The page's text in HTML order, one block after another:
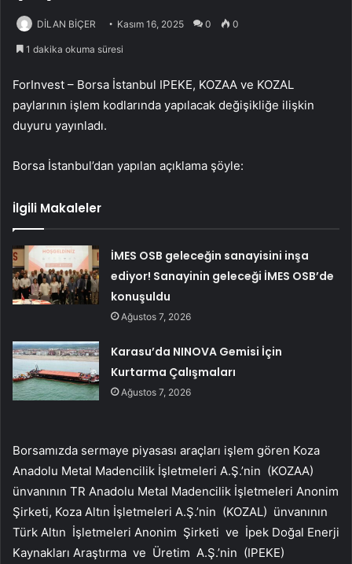
DİLAN BİÇER Kasım 16, 2025 0 0
1 dakika okuma süresi
ForInvest – Borsa İstanbul IPEKE, KOZAA ve KOZAL
paylarının işlem kodlarında yapılacak değişikliğe ilişkin
duyuru yayınladı.
Borsa İstanbul’dan yapılan açıklama şöyle:
İlgili Makaleler
İMES OSB geleceğin sanayisini inşa
ediyor! Sanayinin geleceği İMES OSB’de
konuşuldu
Ağustos 7, 2026
Karasu’da NINOVA Gemisi İçin
Kurtarma Çalışmaları
Ağustos 7, 2026
Borsamızda sermaye piyasası araçları işlem gören Koza
Anadolu Metal Madencilik İşletmeleri A.Ş.’nin (KOZAA)
ünvanının TR Anadolu Metal Madencilik İşletmeleri Anonim
Şirketi, Koza Altın İşletmeleri A.Ş.’nin (KOZAL) ünvanının
Türk Altın İşletmeleri Anonim Şirketi ve İpek Doğal Enerji
Kaynakları Araştırma ve Üretim A.Ş.’nin (IPEKE)